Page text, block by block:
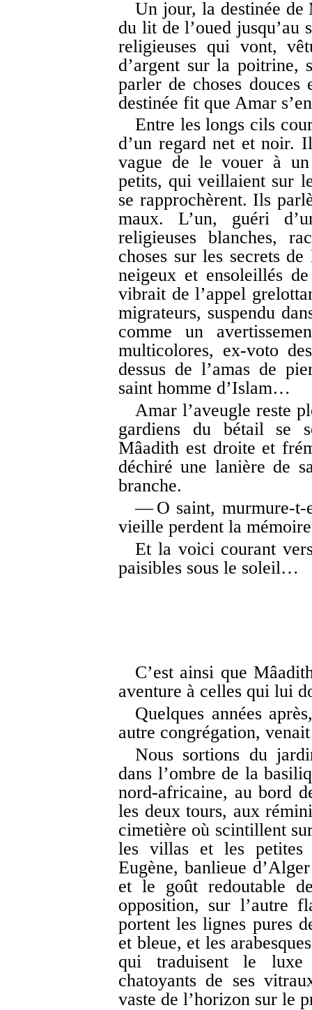
Un jour, la destinée
du lit de l’oued jusqu’au
religieuses qui vont,
d’argent sur la poitrine,
parler de choses
destinée fit que Amar
Entre les longs cils
d’un regard net et noir.
vague de le vouer à
petits, qui veillaient sur
se rapprochèrent. Ils
maux. L’un, guéri
religieuses blanches,
choses sur les secrets
neigeux et ensoleillés
vibrait de l’appel
migrateurs, suspendu
comme un
multicolores, ex-voto
dessus de l’amas de
saint homme d’Islam…
Amar l’aveugle reste
gardiens du bétail se
Mâadith est droite et
déchiré une lanière de
branche.
— O saint, murmure-t-
vieille perdent la
Et la voici courant
paisibles sous le soleil…
C’est ainsi que
aventure à celles qui lui
Quelques années
autre congrégation,
Nous sortions du
dans l’ombre de la
nord-africaine, au bord
les deux tours, aux
cimetière où scintillent
les villas et les petites
Eugène, banlieue
et le goût redoutable
opposition, sur l’autre
portent les lignes pures
et bleue, et les
qui traduisent le
chatoyants de ses
vaste de l’horizon sur le